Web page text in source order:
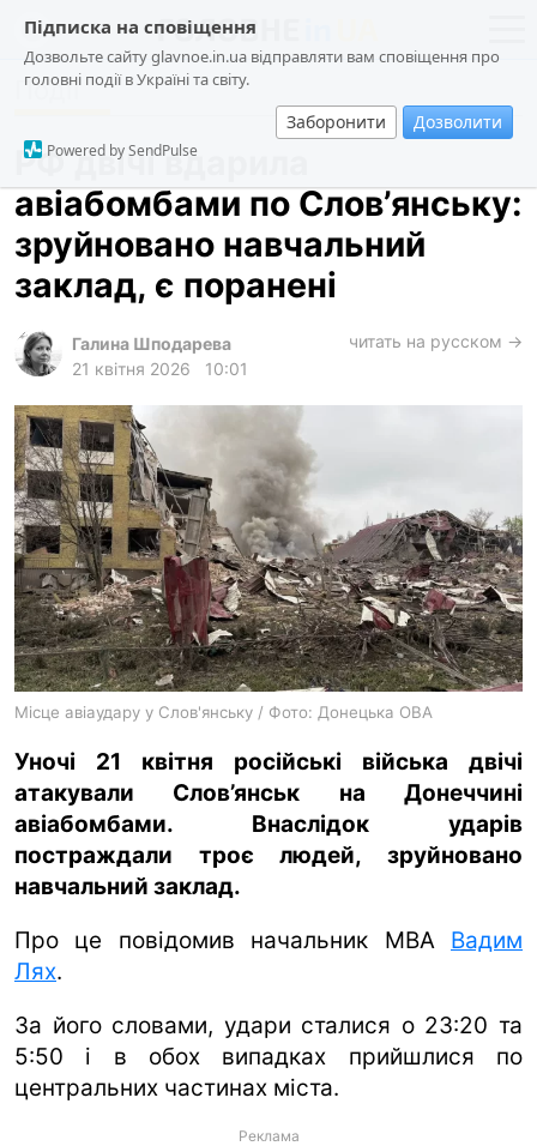
Підписка на сповіщення
Дозвольте сайту glavnoe.in.ua відправляти вам сповіщення про
головні події в Україні та світу.
Заборонити Дозволити
Powered by SendPulse
новини
про проєкт
суспільство
події
кримінал
техно
харків
архів
gambling
ua ru en
Події
РФ двічі вдарила
авіабомбами по Слов’янську:
зруйновано навчальний
заклад, є поранені
Галина Шподарева
21 квітня 2026
10:01
читать на русском →
Місце авіаудару у Слов'янську / Фото: Донецька ОВА
Уночі 21 квітня російські війська двічі
атакували Слов’янськ на Донеччині
авіабомбами. Внаслідок ударів
постраждали троє людей, зруйновано
навчальний заклад.
Про це повідомив начальник МВА Вадим
Лях.
За його словами, удари сталися о 23:20 та
5:50 і в обох випадках прийшлися по
центральних частинах міста.
Реклама